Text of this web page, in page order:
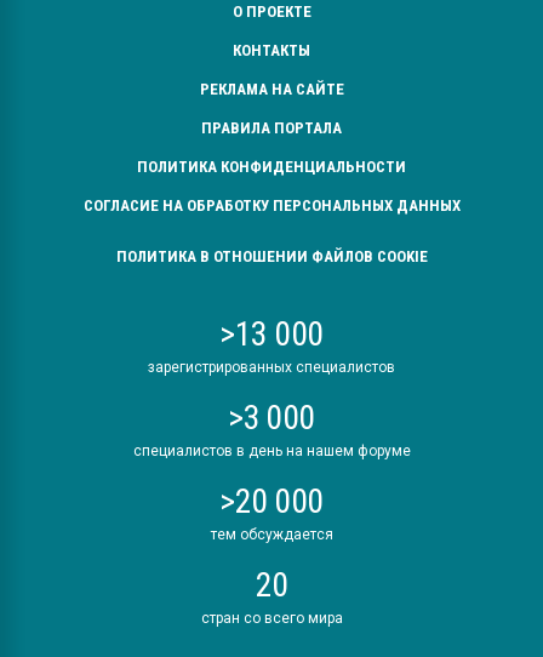
О ПРОЕКТЕ
КОНТАКТЫ
РЕКЛАМА НА САЙТЕ
ПРАВИЛА ПОРТАЛА
ПОЛИТИКА КОНФИДЕНЦИАЛЬНОСТИ
СОГЛАСИЕ НА ОБРАБОТКУ ПЕРСОНАЛЬНЫХ ДАННЫХ
ПОЛИТИКА В ОТНОШЕНИИ ФАЙЛОВ COOKIE
>13 000
зарегистрированных специалистов
>3 000
специалистов в день на нашем форуме
>20 000
тем обсуждается
20
стран со всего мира